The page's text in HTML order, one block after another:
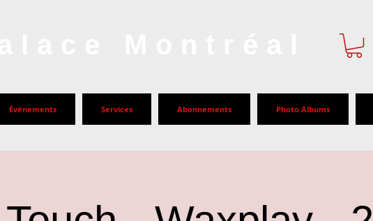
Événements Services Abonnements Photo Albums